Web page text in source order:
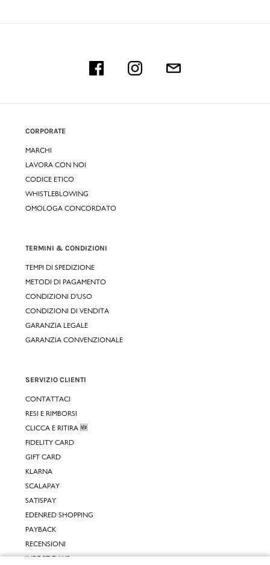
CORPORATE
MARCHI
LAVORA CON NOI
CODICE ETICO
WHISTLEBLOWING
OMOLOGA CONCORDATO
TERMINI & CONDIZIONI
TEMPI DI SPEDIZIONE
METODI DI PAGAMENTO
CONDIZIONI D'USO
CONDIZIONI DI VENDITA
GARANZIA LEGALE
GARANZIA CONVENZIONALE
SERVIZIO CLIENTI
CONTATTACI
RESI E RIMBORSI
CLICCA E RITIRA 🆕
FIDELITY CARD
GIFT CARD
KLARNA
SCALAPAY
SATISPAY
EDENRED SHOPPING
PAYBACK
RECENSIONI
INPOST DAYS